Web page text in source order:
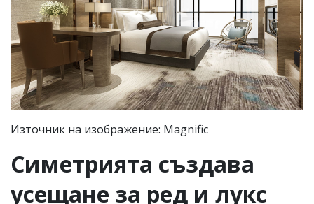
Източник на изображение: Magnific
Симетрията създава
усещане за ред и лукс